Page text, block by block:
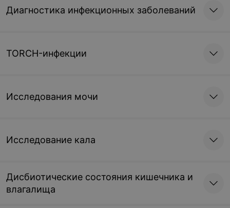
Диагностика инфекционных заболеваний
TORCH-инфекции
Исследования мочи
Исследование кала
Дисбиотические состояния кишечника и
влагалища